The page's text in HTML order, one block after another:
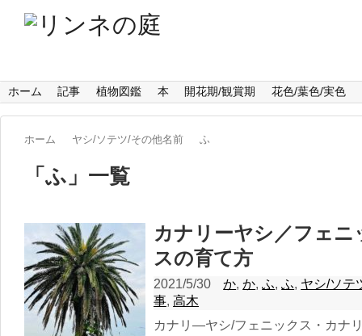
ホーム 記事 植物図鑑 本 開花期/観賞期 花色/葉色/実色
ホーム ヤシ/ソテツ/その他名前 ふ
「 ふ 」 一覧
カナリーヤシ／フェ
スの育て方
2021/5/30 か,か,ふ,ふ, ヤシ/ソテ
事, 高木
カナリ―ヤシ/フェニックス・カナ